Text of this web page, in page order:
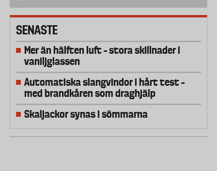
SENASTE
Mer än hälften luft – stora skillnader i
vaniljglassen
Automatiska slangvindor i hårt test –
med brandkåren som draghjälp
Skaljackor synas i sömmarna